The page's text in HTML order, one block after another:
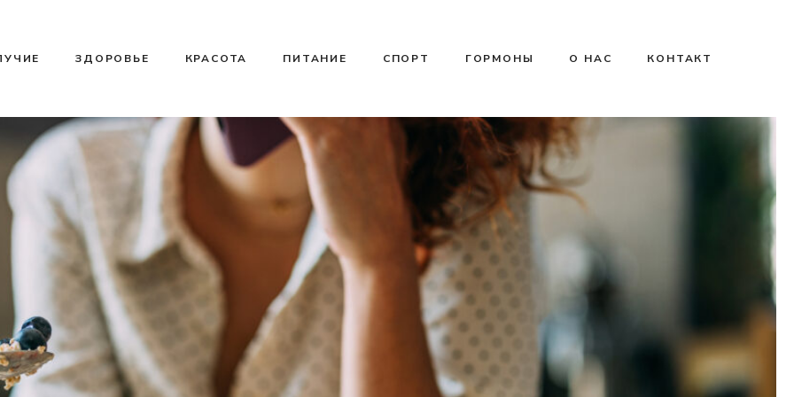
ЗДОРОВЬЕ КРАСОТА ПИТАНИЕ СПОРТ ГОРМОНЫ О НАС КОНТАКТ